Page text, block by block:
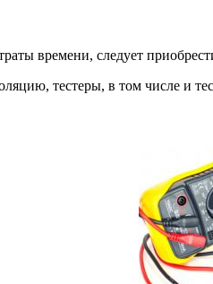
времени, следует
тестеры, в том числе и